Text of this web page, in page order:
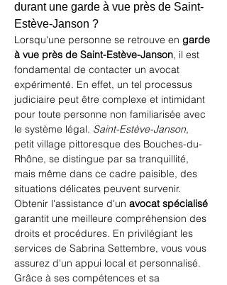
durant une garde à vue près de Saint-
Estève-Janson ?
Lorsqu'une personne se retrouve en garde
à vue près de Saint-Estève-Janson, il est
fondamental de contacter un avocat
expérimenté. En effet, un tel processus
judiciaire peut être complexe et intimidant
pour toute personne non familiarisée avec
le système légal. Saint-Estève-Janson,
petit village pittoresque des Bouches-du-
Rhône, se distingue par sa tranquillité,
mais même dans ce cadre paisible, des
situations délicates peuvent survenir.
Obtenir l'assistance d'un avocat spécialisé
garantit une meilleure compréhension des
droits et procédures. En privilégiant les
services de Sabrina Settembre, vous vous
assurez d'un appui local et personnalisé.
Grâce à ses compétences et sa